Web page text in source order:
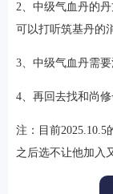
2、中级气血丹的
可以打听筑基丹的
3、中级气血丹需
4、再回去找和尚
注：目前
之后选不让他加入